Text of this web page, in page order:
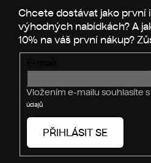
Vložením e-mailu souhlasíte s
údajů
PŘIHLÁSIT SE